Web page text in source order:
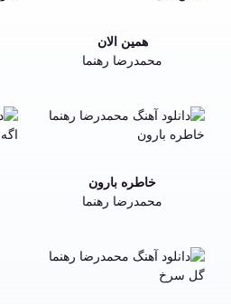
همین الان
محمدرضا رهنما
خاطره بارون
محمدرضا رهنما